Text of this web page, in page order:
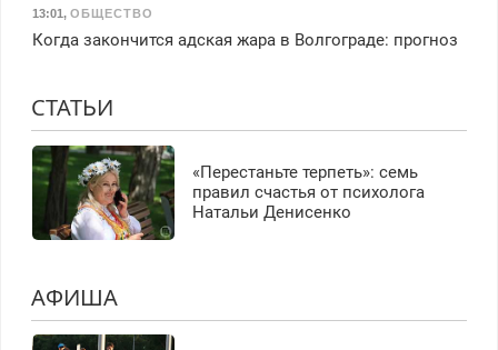
13:01, ОБЩЕСТВО
Когда закончится адская жара в Волгограде: прогноз
СТАТЬИ
«Перестаньте терпеть»: семь
правил счастья от психолога
Натальи Денисенко
АФИША